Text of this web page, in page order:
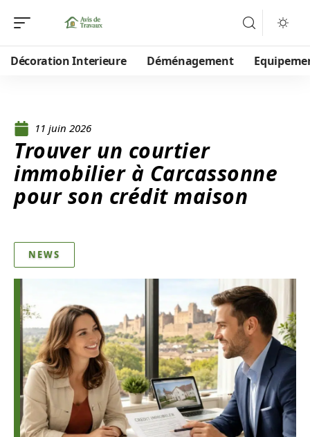
Décoration Interieure Déménagement
11 juin 2026
Trouver un courtier
immobilier à Carcassonne
pour son crédit maison
NEWS